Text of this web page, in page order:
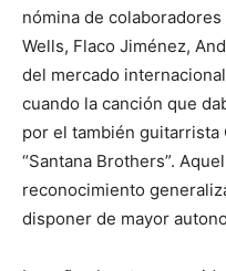
nómina de
Wells, Flaco Jiménez,
del mercado
cuando la canción que
por el también guitarrista
“Santana Brothers”.
reconocimiento
disponer de mayor